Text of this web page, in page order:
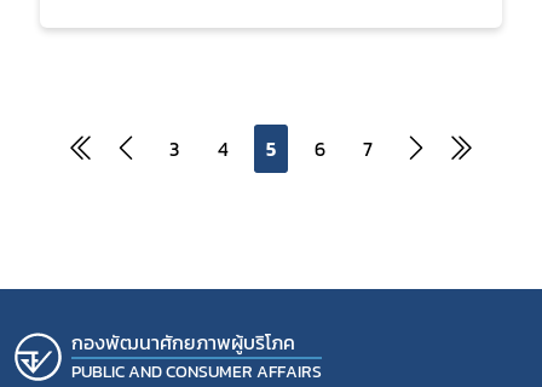
3 4 5 6 7
กองพัฒนาศักยภาพผู้บริโภค
PUBLIC AND CONSUMER AFFAIRS